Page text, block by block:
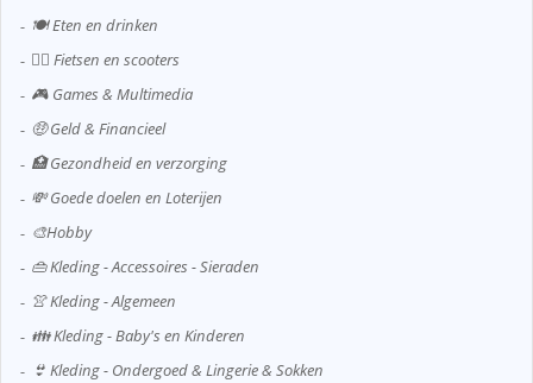
🍽️ Eten en drinken
🚴‍♂️ Fietsen en scooters
🎮 Games & Multimedia
🤑 Geld & Financieel
🏥 Gezondheid en verzorging
💸 Goede doelen en Loterijen
🎨Hobby
👜 Kleding - Accessoires - Sieraden
👚 Kleding - Algemeen
👪 Kleding - Baby's en Kinderen
👙 Kleding - Ondergoed & Lingerie & Sokken